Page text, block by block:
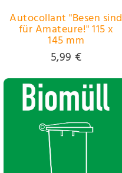
Autocollant "Besen sind
für Amateure!" 115 x
145 mm
5,99 €